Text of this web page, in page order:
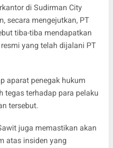
di Sudirman City
secara mengejutkan, PT
tiba-tiba mendapatkan
yang telah dijalani PT
aparat penegak hukum
tegas terhadap para pelaku
tersebut.
juga memastikan akan
atas insiden yang